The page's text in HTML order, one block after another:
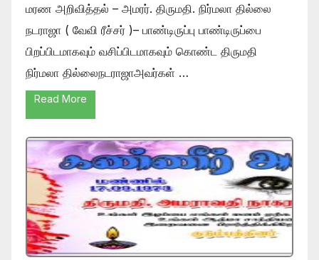
மரண அறிவித்தல் – அமரர். திருமதி. நிர்மலா தில்லை
நடராஜா ( வேவி ரீச்சர் )– பாண்டிருப்பு பாண்டிருப்பை
பிறப்பிடமாகவும் வசிப்பிடமாகவும் கொண்ட திருமதி
நிர்மலா தில்லைநடராஜாஅவர்கள் …
Read More